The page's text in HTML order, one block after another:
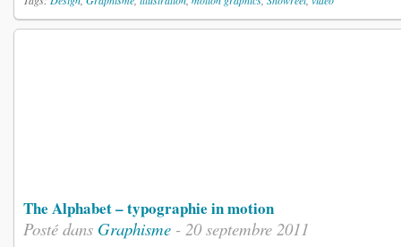
The Alphabet – typographie in motion
Posté dans Graphisme - 20 septembre 2011